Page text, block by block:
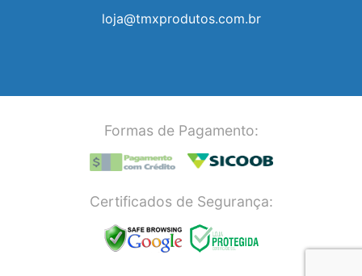
loja@tmxprodutos.com.br
Formas de Pagamento:
Certificados de Segurança: